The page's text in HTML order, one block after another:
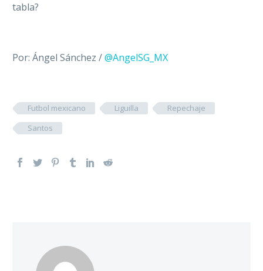
tabla?
Por: Ángel Sánchez /@AngelSG_MX
Futbol mexicano Liguilla
Repechaje
Santos